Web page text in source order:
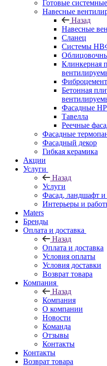
Готовые
Навесные
Назад
Навесные
Сланец
Системы
Клинкерная
Бетонная
Фасадные
Тавелла
Реечные
Фасадные
Фасадный декор
Гибкая керамика
Акции
Услуги
Назад
Услуги
Фасад, ландшафт и
Интерьеры и
Maters
Бренды
Оплата и доставка
Назад
Оплата и доставка
Условия оплаты
Условия доставки
Возврат товара
Компания
Назад
Компания
О компании
Новости
Команда
Отзывы
Контакты
Контакты
Возврат товара